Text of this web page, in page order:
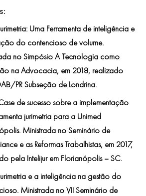
Uma Ferramenta de inteligência e
do contencioso de volume.
no Simpósio A Tecnologia como
na Advocacia, em 2018, realizado
PR Subseção de Londrina.
de sucesso sobre a implementação
jurimetria para a Unimed
Ministrada no Seminário de
e as Reformas Trabalhistas, em 2017,
pela Intelijur em Florianópolis – SC.
e a inteligência na gestão do
Ministrada no VII Seminário de